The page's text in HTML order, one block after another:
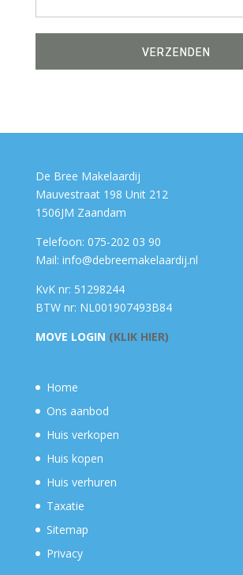
De Bree Makelaardij
Mauvestraat 198 Unit 212
1506JM Zaandam
Telefoon: 075-202 03 90
Mail: info@debreemakelaardij.nl
KvK nr: 51298244
BTW nr: NL001907493B84
MOVE LOGIN (KLIK HIER)
Home
Ons aanbod
Huis verkopen
Huis kopen
Huis verhuren
Taxatie
Sitemap
Privacy